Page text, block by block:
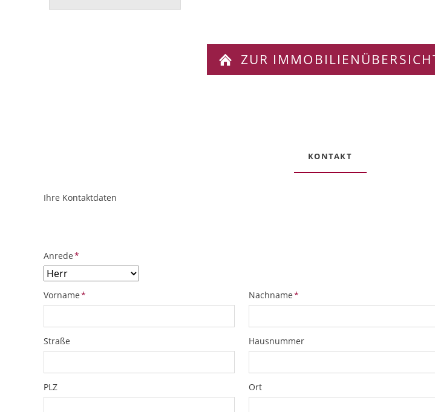
ZUR
KONTAKT
ObjektPlatzhalter
URL
Ihre Kontaktdaten
Pflichtfeld
Anrede*
Pflichtfeld
Vorname* Pflichtfeld
Nachname*
Straße Hausnummer
PLZ Ort